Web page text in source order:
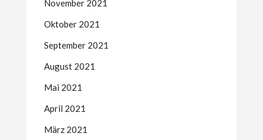
November 2021
Oktober 2021
September 2021
August 2021
Mai 2021
April 2021
März 2021